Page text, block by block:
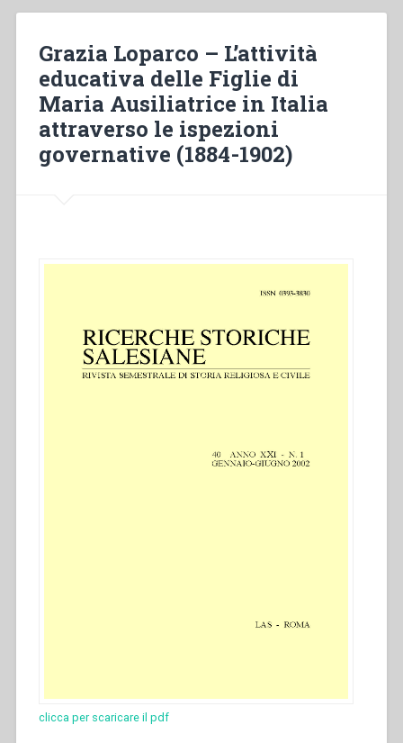
nelle
sue
caratteristiche,
nei
suoi
frutti,
Grazia Loparco – L’attività
educativa delle Figlie di
Maria Ausiliatrice in Italia
attraverso le ispezioni
governative (1884-1902)
clicca per scaricare il pdf